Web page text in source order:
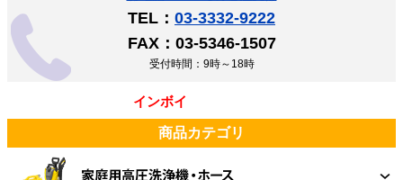
TEL： 03-3332-9222
FAX：03-5346-1507
受付時間：9時～18時
インボイスは同梱書類に記載してあります
商品カテゴリ